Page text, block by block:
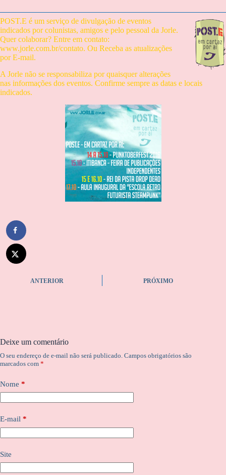
POST.E é um serviço de divulgação de eventos
indicados por colunistas, amigos e pelo pessoal da Jorle.
Quer colaborar? Entre em contato:
www.jorle.com.br/contato. Ou Receba as atualizações
por E-mail.
A Jorle não se responsabiliza por quaisquer alterações
nas informações dos eventos. Confirme sempre as datas e locais
indicados.
ANTERIOR PRÓXIMO
Deixe um comentário
O seu endereço de e-mail não será publicado. Campos obrigatórios são
marcados com *
Nome *
E-mail *
Site